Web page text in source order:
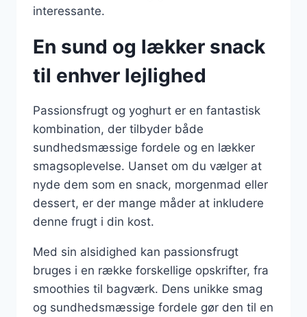
interessante.
En sund og lækker snack
til enhver lejlighed
Passionsfrugt og yoghurt er en fantastisk
kombination, der tilbyder både
sundhedsmæssige fordele og en lækker
smagsoplevelse. Uanset om du vælger at
nyde dem som en snack, morgenmad eller
dessert, er der mange måder at inkludere
denne frugt i din kost.
Med sin alsidighed kan passionsfrugt
bruges i en række forskellige opskrifter, fra
smoothies til bagværk. Dens unikke smag
og sundhedsmæssige fordele gør den til en